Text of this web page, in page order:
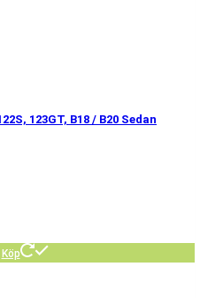
123GT, B18 / B20 Sedan
Köp